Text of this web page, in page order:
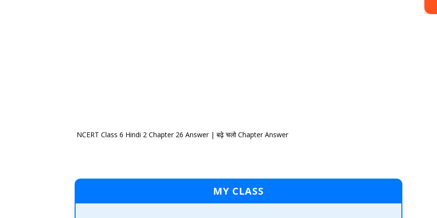
NCERT Class 6 Hindi 2 Chapter 26 Answer | बढ़े चलो Chapter Answer
MY CLASS